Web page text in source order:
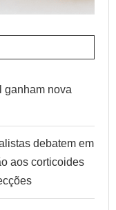
ganham nova
debatem em
aos corticoides